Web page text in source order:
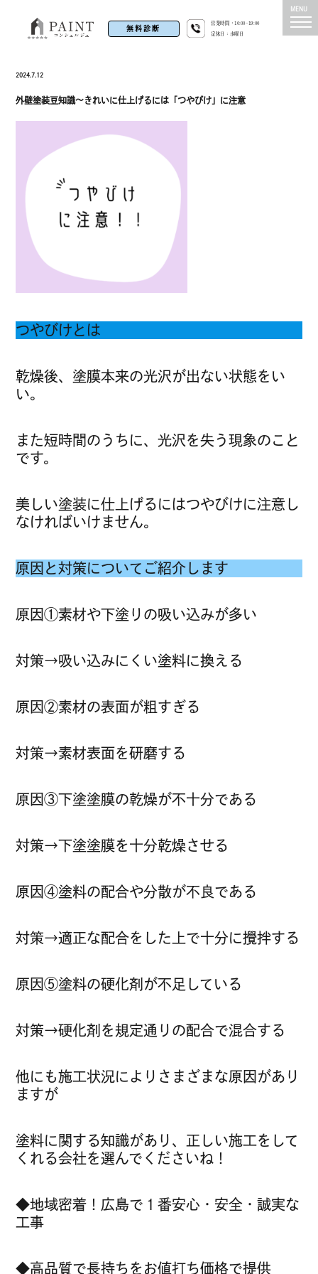
無料診断
営業時間：10:00~19:00
定休日：水曜日
2024.7.12
外壁塗装豆知識～きれいに仕上げるには「つやびけ」に注意
つやびけとは
乾燥後、塗膜本来の光沢が出ない状態をい
い。
また短時間のうちに、光沢を失う現象のこと
です。
美しい塗装に仕上げるにはつやびけに注意し
なければいけません。
原因と対策についてご紹介します
原因①素材や下塗りの吸い込みが多い
対策→吸い込みにくい塗料に換える
原因②素材の表面が粗すぎる
対策→素材表面を研磨する
原因③下塗塗膜の乾燥が不十分である
対策→下塗塗膜を十分乾燥させる
原因④塗料の配合や分散が不良である
対策→適正な配合をした上で十分に攪拌する
原因⑤塗料の硬化剤が不足している
対策→硬化剤を規定通りの配合で混合する
他にも施工状況によりさまざまな原因があり
ますが
塗料に関する知識があり、正しい施工をして
くれる会社を選んでくださいね！
◆地域密着！広島で１番安心・安全・誠実な
工事
◆高品質で長持ちをお値打ち価格で提供